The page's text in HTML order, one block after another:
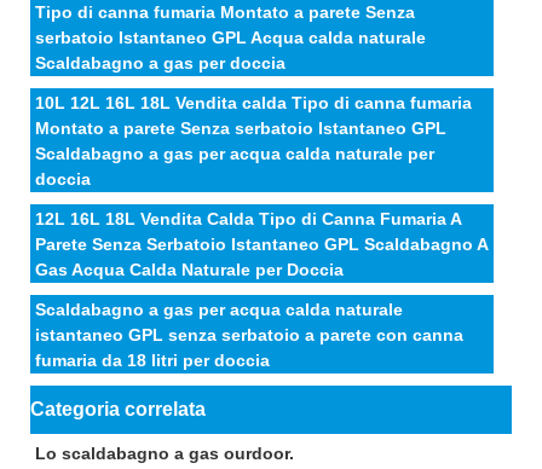
Tipo di canna fumaria Montato a parete Senza
serbatoio Istantaneo GPL Acqua calda naturale
Scaldabagno a gas per doccia
10L 12L 16L 18L Vendita calda Tipo di canna fumaria
Montato a parete Senza serbatoio Istantaneo GPL
Scaldabagno a gas per acqua calda naturale per
doccia
12L 16L 18L Vendita Calda Tipo di Canna Fumaria A
Parete Senza Serbatoio Istantaneo GPL Scaldabagno A
Gas Acqua Calda Naturale per Doccia
Scaldabagno a gas per acqua calda naturale
istantaneo GPL senza serbatoio a parete con canna
fumaria da 18 litri per doccia
Categoria correlata
Lo scaldabagno a gas ourdoor.